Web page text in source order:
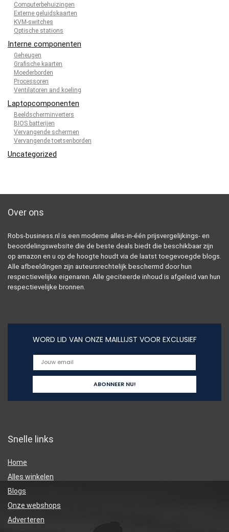
Computerbehuizingen
Externe geluidskaarten
KVM-switches
Optische stations
Interne componenten
Geheugen
Grafische kaarten
Moederborden
Processoren
Ventilatoren and koeling
Laptopcomponenten
Beeldscherminverters
BIOS batterijen
Vervangende schermen
Vervangende toetsenborden
Uncategorized
Over ons
Robs-business.nl is een moderne alles-in-één prijsvergelijkings- en
beoordelingswebsite die de beste deals biedt die beschikbaar zijn
op amazon en u op de hoogte houdt via de laatst toegevoegde blogs.
Alle afbeeldingen zijn auteursrechtelijk beschermd door hun
respectievelijke eigenaren. Alle geciteerde inhoud is afgeleid van hun
respectievelijke bronnen.
WORD LID VAN ONZE MAILLIJST VOOR EXCLUSIEF
Snelle links
Home
Alles winkelen
Blogs
Onze webshops
Adverteren